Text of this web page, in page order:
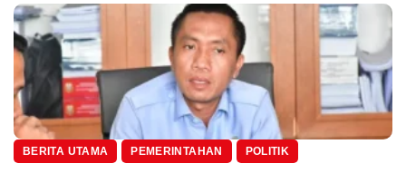
BERITA UTAMA PEMERINTAHAN POLITIK